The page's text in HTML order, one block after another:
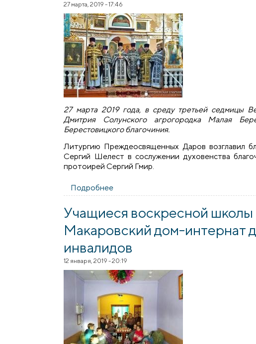
27 марта, 2019 - 17:46
27 марта 2019 года, в среду третьей седмицы
Дмитрия Солунского агрогородка Малая
Берестовицкого благочиния.
Литургию Преждеосвященных Даров возглавил
Сергий Шелест в сослужении духовенства
протоирей Сергий Гмир.
Подробнее
Учащиеся воскресной школы
Макаровский дом-интернат
инвалидов
12 января, 2019 - 20:19